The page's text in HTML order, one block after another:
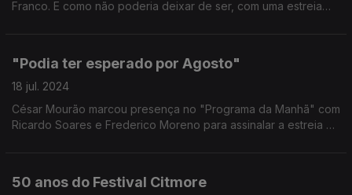
Franco. E como não poderia deixar de ser, com uma estreia
"Podia ter esperado por Agosto"
18 jul. 2024
César Mourão marcou presença no "Programa da Manhã" com
Ricardo Soares e Frederico Moreno para assinalar a estreia do
50 anos do Festival Citmore